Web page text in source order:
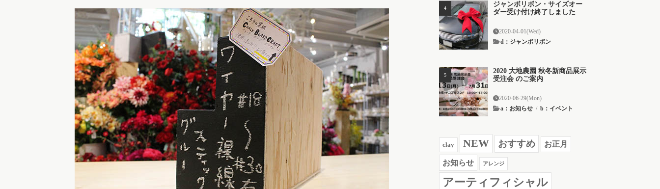
ジャンボリボン・サイズオー
ダー受け付け終了しました
2020-04-01(Wed)
d：ジャンボリボン
2020 大地農園 秋冬新商品展示
受注会 のご案内
2020-06-29(Mon)
a：お知らせ / b：イベント
clay NEW おすすめ お正月
お知らせ アレンジ
アーティフィシャル